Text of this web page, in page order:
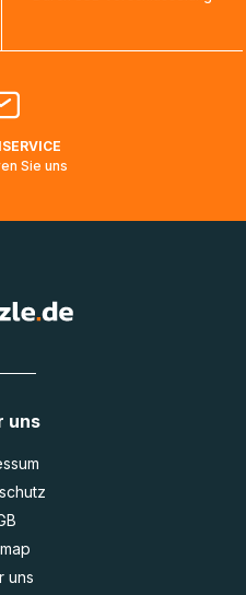
falls Ihr Paket
Europa mehrere Tage
Sie uns
uns
uns